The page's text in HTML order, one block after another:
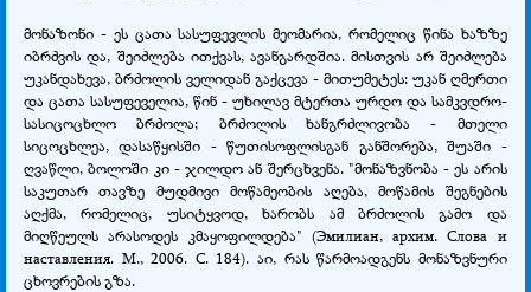
მონაზონი - ეს ცათა სასუფევლის მეომარია, რომელიც წინა ხაზზე
იბრძვის და, შეიძლება ითქვას, ავანგარდშია. მისთვის არ შეიძლება
უკანდახევა, ბრძოლის ველიდან გაქცევა - მითუმეტეს: უკან ღმერთი
და ცათა სასუფეველია, წინ - უხილავ მტერთა ურდო და სამკვდრო-
სასიცოცხლო ბრძოლა; ბრძოლის ხანგრძლივობა - მთელი
სიცოცხლეა, დასაწყისში - წუთისოფლისგან განშორება, შუაში -
ღვაწლი, ბოლოში კი - ჯილდო ან შერცხვენა. "მონაზვნობა - ეს არის
საკუთარ თავზე მუდმივი მოწამეობის აღება, მოწამის შეგნების
აღქმა, რომელიც, უსიტყვოდ, ხარობს ამ ბრძოლის გამო და
მიღწეულს არასოდეს კმაყოფილდება" (Эмилиан, архим. Слова и
наставления. М., 2006. С. 184). აი, რას წარმოადგენს მონაზვნური
ცხოვრების გზა.